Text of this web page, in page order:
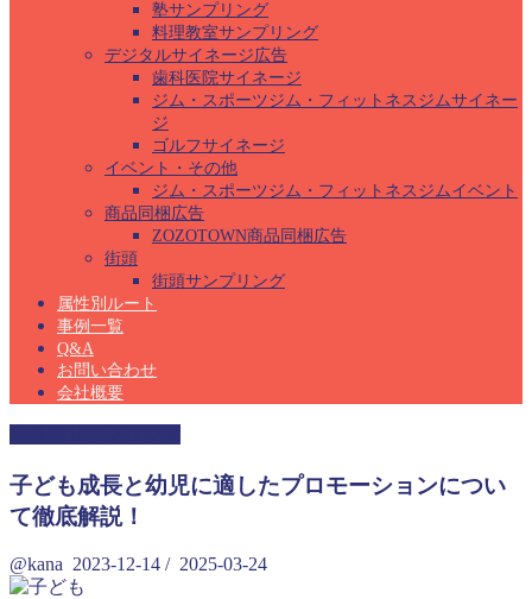
塾サンプリング
料理教室サンプリング
デジタルサイネージ広告
歯科医院サイネージ
ジム・スポーツジム・フィットネスジムサイネー
ジ
ゴルフサイネージ
イベント・その他
ジム・スポーツジム・フィットネスジムイベント
商品同梱広告
ZOZOTOWN商品同梱広告
街頭
街頭サンプリング
属性別ルート
事例一覧
Q&A
お問い合わせ
会社概要
子ども成長と幼児に適したプロモーションについ
て徹底解説！
@kana 2023-12-14 / 2025-03-24